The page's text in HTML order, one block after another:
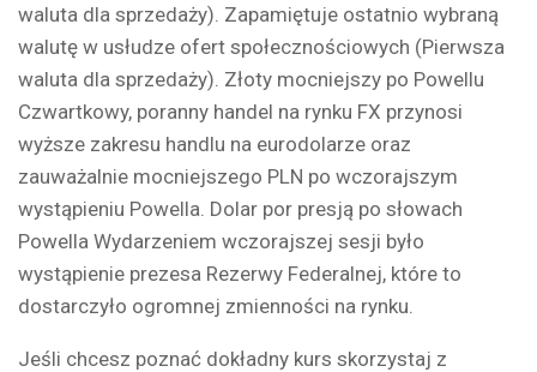
waluta dla sprzedaży). Zapamiętuje ostatnio wybraną
walutę w usłudze ofert społecznościowych (Pierwsza
waluta dla sprzedaży). Złoty mocniejszy po Powellu
Czwartkowy, poranny handel na rynku FX przynosi
wyższe zakresu handlu na eurodolarze oraz
zauważalnie mocniejszego PLN po wczorajszym
wystąpieniu Powella. Dolar por presją po słowach
Powella Wydarzeniem wczorajszej sesji było
wystąpienie prezesa Rezerwy Federalnej, które to
dostarczyło ogromnej zmienności na rynku.
Jeśli chcesz poznać dokładny kurs skorzystaj z